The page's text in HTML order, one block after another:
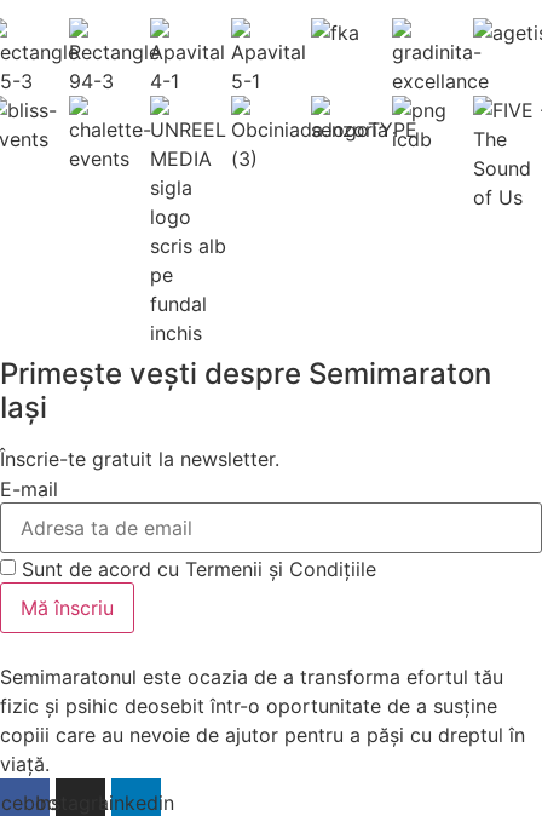
Primește vești despre Semimaraton
Iași
Înscrie-te gratuit la newsletter.
E-mail
Sunt de acord cu Termenii și Condițiile
Mă înscriu
Semimaratonul este ocazia de a transforma efortul tău
fizic și psihic deosebit într-o oportunitate de a susține
copiii care au nevoie de ajutor pentru a păși cu dreptul în
viață.
InstagramLinkedin